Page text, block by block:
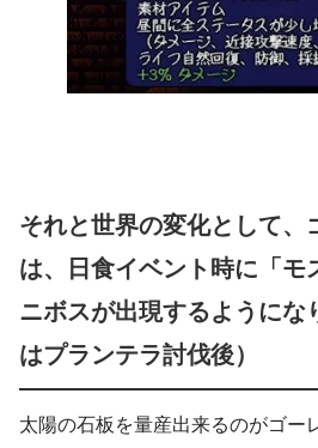
それと世界の変化として、
は、日食イベント時に「モ
ニボスが出現するようにな
はプランテラ討伐後）
太陽の石板を量産出来るのがゴー